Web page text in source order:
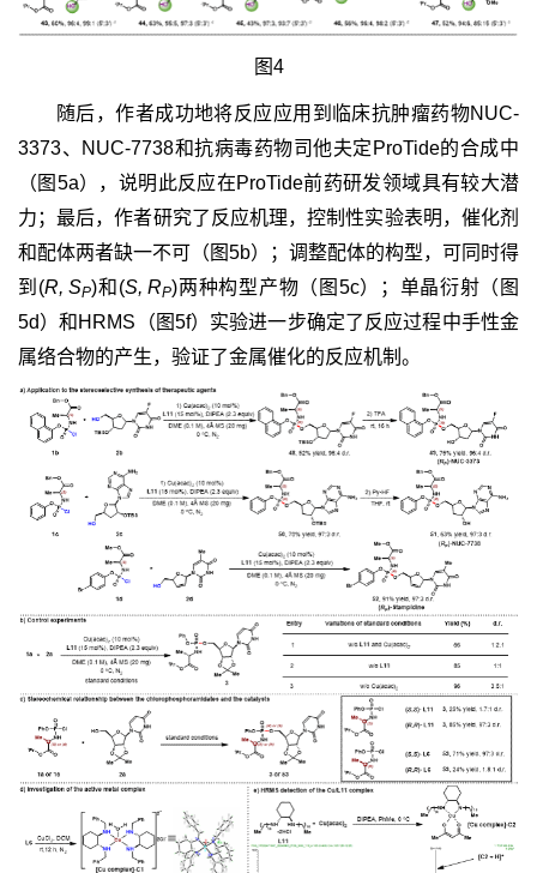
图4
随后，作者成功地将反应应用到临床抗肿瘤药物NUC-
3373、NUC-7738和抗病毒药物司他夫定ProTide的合成中
（图5a），说明此反应在ProTide前药研发领域具有较大潜
力；最后，作者研究了反应机理，控制性实验表明，催化剂
和配体两者缺一不可（图5b）；调整配体的构型，可同时得
到(R, SP)和(S, RP)两种构型产物（图5c）；单晶衍射（图
5d）和HRMS（图5f）实验进一步确定了反应过程中手性金
属络合物的产生，验证了金属催化的反应机制。